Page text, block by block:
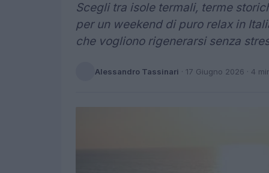
Scegli tra isole termali, terme
per un weekend di puro relax in
che vogliono rigenerarsi senza
Alessandro Tassinari · 17 Giugno 2026 · 4